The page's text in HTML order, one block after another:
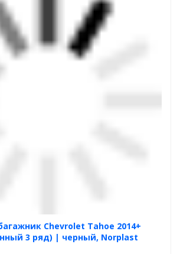
Chevrolet Tahoe 2014+
3 ряд) | черный, Norplast